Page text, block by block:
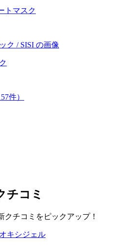
トマスク
件）
チコミ
チコミをピックアップ！
キシジェル